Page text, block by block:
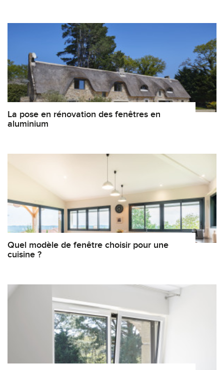
La pose en rénovation des fenêtres en
aluminium
Quel modèle de fenêtre choisir pour une
cuisine ?